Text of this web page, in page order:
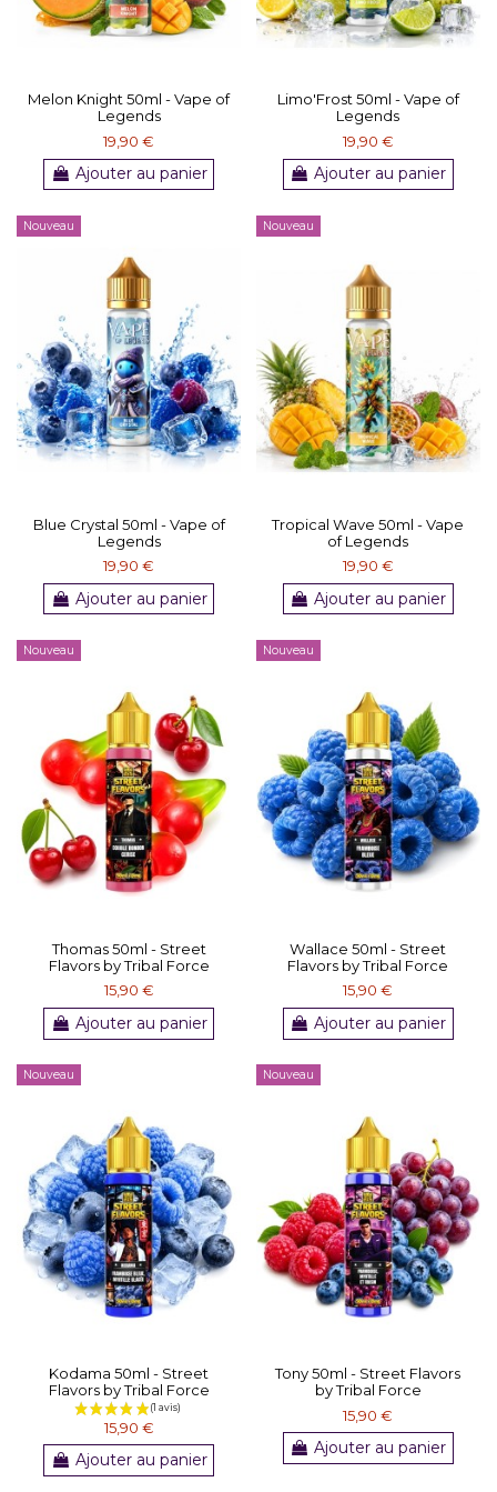
Melon Knight 50ml - Vape of
Legends
19,90 €
Ajouter au panier
Limo'Frost 50ml - Vape of
Legends
19,90 €
Ajouter au panier
Nouveau
Blue Crystal 50ml - Vape of
Legends
19,90 €
Ajouter au panier
Nouveau
Tropical Wave 50ml - Vape
of Legends
19,90 €
Ajouter au panier
Nouveau
Thomas 50ml - Street
Flavors by Tribal Force
15,90 €
Ajouter au panier
Nouveau
Wallace 50ml - Street
Flavors by Tribal Force
15,90 €
Ajouter au panier
Nouveau
Kodama 50ml - Street
Flavors by Tribal Force
15,90 €
Ajouter au panier
Nouveau
Tony 50ml - Street Flavors
by Tribal Force
15,90 €
Ajouter au panier